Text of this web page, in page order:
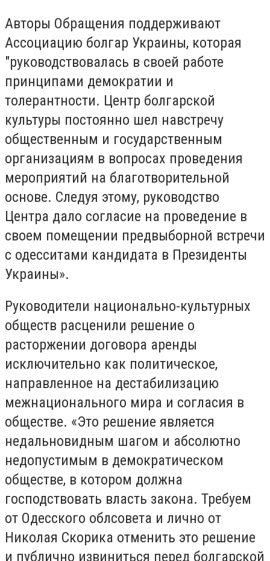
Авторы Обращения поддерживают
Ассоциацию болгар Украины, которая
"руководствовалась в своей работе
принципами демократии и
толерантности. Центр болгарской
культуры постоянно шел навстречу
общественным и государственным
организациям в вопросах проведения
мероприятий на благотворительной
основе. Следуя этому, руководство
Центра дало согласие на проведение в
своем помещении предвыборной встречи
с одесситами кандидата в Президенты
Украины».
Руководители национально-культурных
обществ расценили решение о
расторжении договора аренды
исключительно как политическое,
направленное на дестабилизацию
межнационального мира и согласия в
обществе. «Это решение является
недальновидным шагом и абсолютно
недопустимым в демократическом
обществе, в котором должна
господствовать власть закона. Требуем
от Одесского облсовета и лично от
Николая Скорика отменить это решение
и публично извиниться перед болгарской